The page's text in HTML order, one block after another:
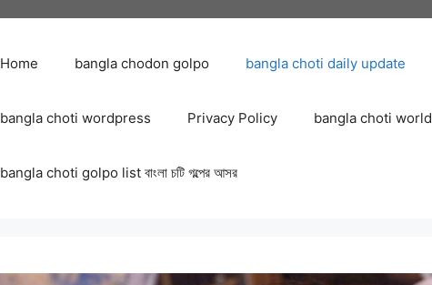
Home bangla chodon golpo bangla choti daily update
bangla choti wordpress Privacy Policy bangla choti world
bangla choti golpo list বাংলা চটি গল্পের আসর